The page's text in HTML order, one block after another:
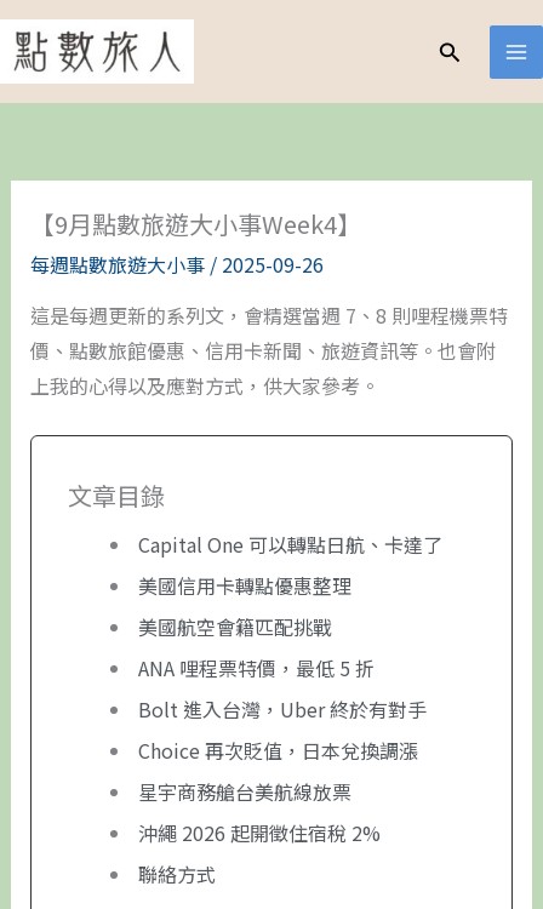
跳
至
主
搜
【9月點數旅遊大小事Week4】
每週點數旅遊大小事/ 2025-09-26
這是每週更新的系列文，會精選當週 7、8 則哩程機票特
價、點數旅館優惠、信用卡新聞、旅遊資訊等。也會附
上我的心得以及應對方式，供大家參考。
文章目錄
Capital One 可以轉點日航、卡達了
美國信用卡轉點優惠整理
美國航空會籍匹配挑戰
ANA 哩程票特價，最低 5 折
Bolt 進入台灣，Uber 終於有對手
Choice 再次貶值，日本兌換調漲
星宇商務艙台美航線放票
沖繩 2026 起開徵住宿稅 2%
聯絡方式